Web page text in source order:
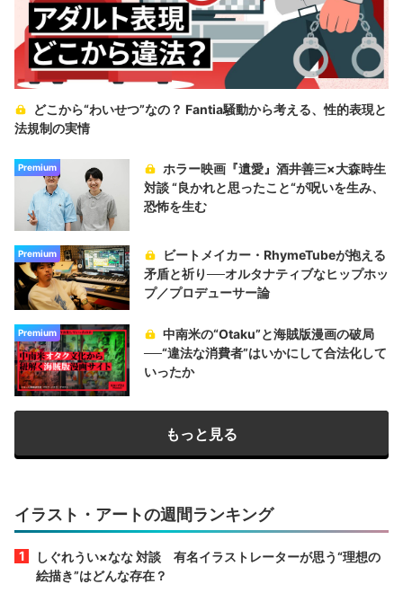
どこから“わいせつ”なの？ Fantia騒動から考える、性的表現と
法規制の実情
Premium
ホラー映画『遺愛』酒井善三×大森時生
対談 “良かれと思ったこと“が呪いを生み、
恐怖を生む
Premium
ビートメイカー・RhymeTubeが抱える
矛盾と祈り──オルタナティブなヒップホッ
プ／プロデューサー論
Premium
中南米の“Otaku”と海賊版漫画の破局
──“違法な消費者”はいかにして合法化して
いったか
もっと見る
イラスト・アートの週間ランキング
しぐれうい×なな 対談 有名イラストレーターが思う“理想の
絵描き”はどんな存在？